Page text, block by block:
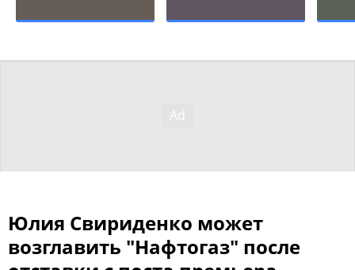
Юлия Свириденко может
возглавить "Нафтогаз" после